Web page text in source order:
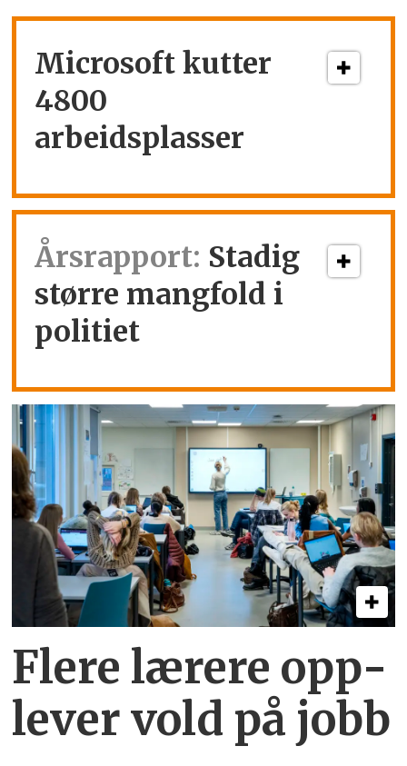
Microsoft kutter
4800
arbeidsplasser
Årsrapport: Stadig
større mangfold i
politiet
Flere lærere opp­
lever vold på jobb